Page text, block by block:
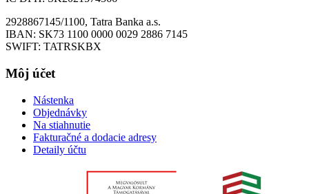
2928867145/1100, Tatra Banka a.s.
IBAN: SK73 1100 0000 0029 2886 7145
SWIFT: TATRSKBX
Môj účet
Nástenka
Objednávky
Na stiahnutie
Fakturačné a dodacie adresy
Detaily účtu